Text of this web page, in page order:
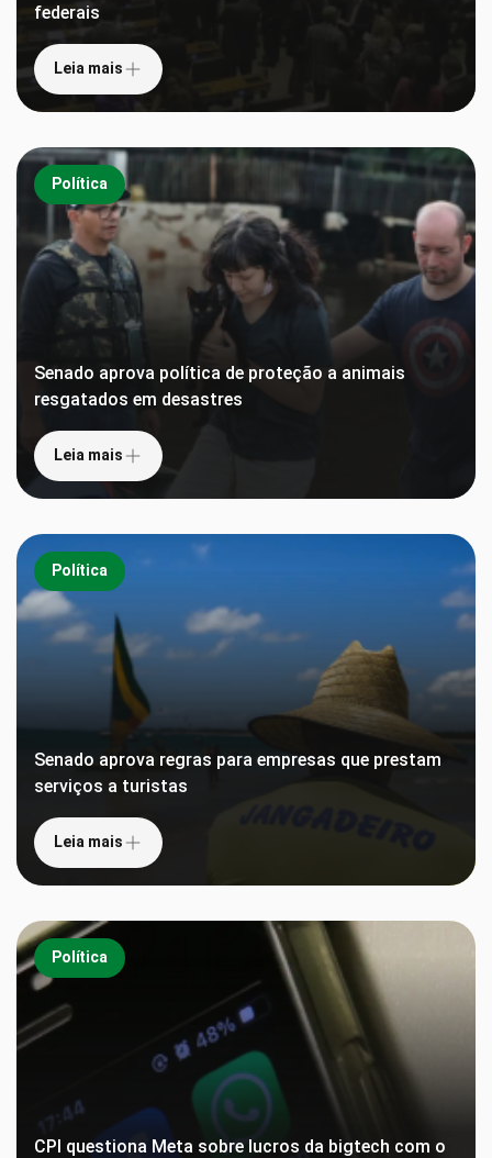
federais
Leia mais
Política
Senado aprova política de proteção a animais
resgatados em desastres
Leia mais
Política
Senado aprova regras para empresas que prestam
serviços a turistas
Leia mais
Política
CPI questiona Meta sobre lucros da bigtech com o